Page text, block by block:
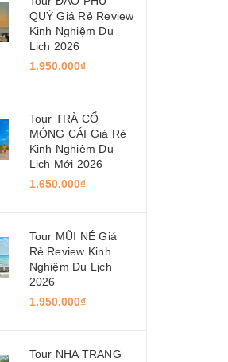
QUÝ Giá Rẻ Review
Kinh Nghiệm Du
Lịch 2026
1.950.000₫
Tour TRÀ CỔ
MÓNG CÁI Giá Rẻ
Kinh Nghiệm Du
Lịch Mới 2026
1.650.000₫
Tour MŨI NÉ Giá
Rẻ Review Kinh
Nghiệm Du Lịch
2026
1.950.000₫
Tour NHA TRANG